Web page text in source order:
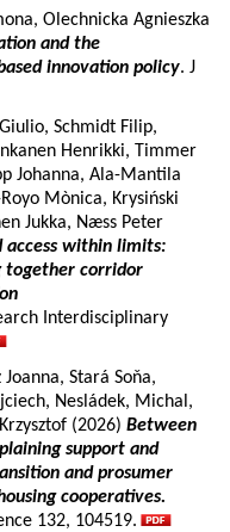
Olechnicka Agnieszka
and the
innovation policy. J
Schmidt Filip,
Henrikki, Timmer
Johanna, Ala-Mantila
Mònica, Krysiński
Jukka, Næss Peter
access within limits:
together corridor
Interdisciplinary
Stará Soňa,
Nesládek, Michal,
(2026) Between
support and
and prosumer
cooperatives.
132, 104519.